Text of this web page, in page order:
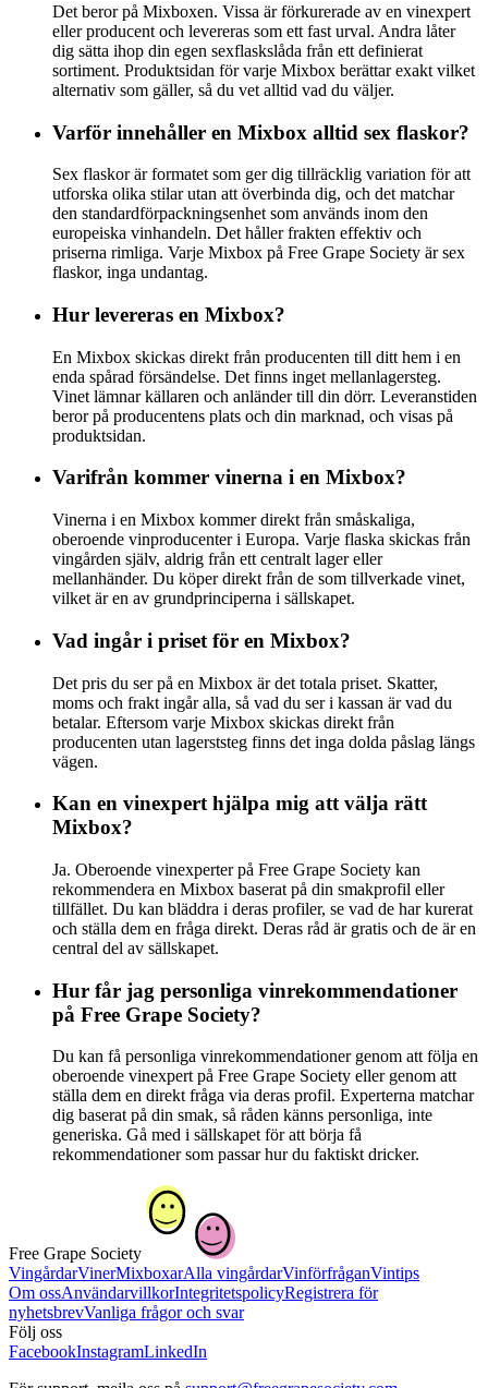
Det beror på Mixboxen. Vissa är förkurerade av en vinexpert
eller producent och levereras som ett fast urval. Andra låter
dig sätta ihop din egen sexflaskslåda från ett definierat
sortiment. Produktsidan för varje Mixbox berättar exakt vilket
alternativ som gäller, så du vet alltid vad du väljer.
Varför innehåller en Mixbox alltid sex flaskor?
Sex flaskor är formatet som ger dig tillräcklig variation för att
utforska olika stilar utan att överbinda dig, och det matchar
den standardförpackningsenhet som används inom den
europeiska vinhandeln. Det håller frakten effektiv och
priserna rimliga. Varje Mixbox på Free Grape Society är sex
flaskor, inga undantag.
Hur levereras en Mixbox?
En Mixbox skickas direkt från producenten till ditt hem i en
enda spårad försändelse. Det finns inget mellanlagersteg.
Vinet lämnar källaren och anländer till din dörr. Leveranstiden
beror på producentens plats och din marknad, och visas på
produktsidan.
Varifrån kommer vinerna i en Mixbox?
Vinerna i en Mixbox kommer direkt från småskaliga,
oberoende vinproducenter i Europa. Varje flaska skickas från
vingården själv, aldrig från ett centralt lager eller
mellanhänder. Du köper direkt från de som tillverkade vinet,
vilket är en av grundprinciperna i sällskapet.
Vad ingår i priset för en Mixbox?
Det pris du ser på en Mixbox är det totala priset. Skatter,
moms och frakt ingår alla, så vad du ser i kassan är vad du
betalar. Eftersom varje Mixbox skickas direkt från
producenten utan lagerststeg finns det inga dolda påslag längs
vägen.
Kan en vinexpert hjälpa mig att välja rätt
Mixbox?
Ja. Oberoende vinexperter på Free Grape Society kan
rekommendera en Mixbox baserat på din smakprofil eller
tillfället. Du kan bläddra i deras profiler, se vad de har kurerat
och ställa dem en fråga direkt. Deras råd är gratis och de är en
central del av sällskapet.
Hur får jag personliga vinrekommendationer
på Free Grape Society?
Du kan få personliga vinrekommendationer genom att följa en
oberoende vinexpert på Free Grape Society eller genom att
ställa dem en direkt fråga via deras profil. Experterna matchar
dig baserat på din smak, så råden känns personliga, inte
generiska. Gå med i sällskapet för att börja få
rekommendationer som passar hur du faktiskt dricker.
Free Grape Society
VingårdarVinerMixboxarAlla vingårdarVinförfråganVintips
Om ossAnvändarvillkorIntegritetspolicyRegistrera för
nyhetsbrevVanliga frågor och svar
Följ oss
FacebookInstagramLinkedIn